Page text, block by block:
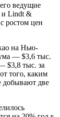
ведущие
и Lindt &
ростом цен
на Нью-
— $3,6 тыс.
$3,8 тыс. за
того, каким
добывают две